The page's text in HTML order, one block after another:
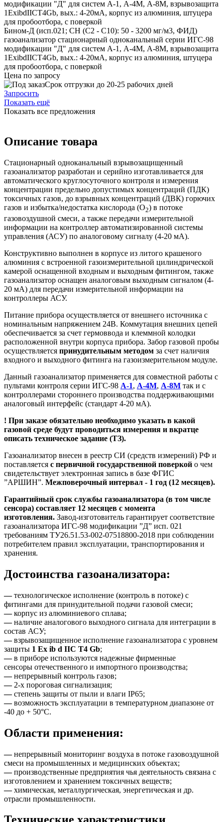
Бином-Д (исп.021; CH (С2 - С10): 50 - 3200 мг/м3, ФИД)
газоанализатор стационарный одноканальный серии ИГС-98
модификации "Д" для систем А-1, А-4М, А-8М, взрывозащита
1ExibdIICT4Gb, вых.: 4-20мА, корпус из алюминия, штуцера
для пробоотбора, с поверкой
Цена по запросу
Срок отгрузки до 20-25 рабочих дней
Запросить
Показать ещё
Показать все предложения
Описание товара
Стационарный одноканальный взрывозащищенный
газоанализатор разработан и серийно изготавливается для
автоматического круглосуточного контроля и измерения
концентрации предельно допустимых концентраций (ПДК)
токсичных газов, до взрывных концентраций (ДВК) горючих
газов и избытка/недостатка кислорода (O2) в потоке
газовоздушной смеси, а также передачи измерительной
информации на контроллер автоматизированной системы
управления (АСУ) по аналоговому сигналу (4-20 мА).
Конструктивно выполнен в корпусе из литого крашеного
алюминия с встроенной газоизмерительной цилиндрической
камерой оснащенной входным и выходным фитингом, также
газоанализатор оснащен аналоговым выходным сигналом (4-
20 мА) для передачи измерительной информации на
контроллеры АСУ.
Питание прибора осуществляется от внешнего источника с
номинальным напряжением 24В. Коммутация внешних цепей
обеспечивается за счет гермоввода и клеммной колодки
расположенной внутри корпуса прибора. Забор газовой пробы
осуществляется принудительным методом за счет наличия
входного и выходного фитинга на газоизмерительном модуле.
Данный газоанализатор применяется для совместной работы с
пультами контроля серии ИГС-98 А-1, А-4М, А-8М так и с
контроллерами стороннего производства поддерживающими
аналоговый интерфейс (стандарт 4-20 мА).
! При заказе обязательно необходимо указать в какой
газовой среде будут проводиться измерения и вкратце
описать техническое задание (ТЗ).
Газоанализатор внесен в реестр СИ (средств измерений) РФ и
поставляется с первичной государственной поверкой о чем
свидетельствует электронная запись в базе ФГИС
”АРШИН”. Межповерочный интервал - 1 год (12 месяцев).
Гарантийный срок службы газоанализатора (в том числе
сенсора) составляет 12 месяцев с момента
изготовления. Завод-изготовитель гарантирует соответствие
газоанализатора ИГС-98 модификации ”Д” исп. 021
требованиям ТУ26.51.53-002-07518800-2018 при соблюдении
потребителем правил эксплуатации, транспортирования и
хранения.
Достоинства газоанализатора:
—технологическое исполнение (контроль в потоке) с
фитингами для принудительной подачи газовой смеси;
—корпус из алюминиевого сплава;
—наличие аналогового выходного сигнала для интеграции в
состав АСУ;
—взрывозащищенное исполнение газоанализатора с уровнем
защиты 1 Ex ib d IIС T4 Gb;
—в приборе используются надежные фирменные
сенсоры отечественного и импортного производства;
—непрерывный контроль газов;
—2-х пороговая сигнализация;
—степень защиты от пыли и влаги IP65;
—возможность эксплуатации в температурном диапазоне от
-40 до + 50°C.
Области применения:
—непрерывный мониторинг воздуха в потоке газовоздушной
смеси на промышленных и медицинских объектах;
—производственные предприятия чья деятельность связана с
изготовлением и хранением токсичных веществ;
—химическая, металлургическая, энергетическая и др.
отрасли промышленности.